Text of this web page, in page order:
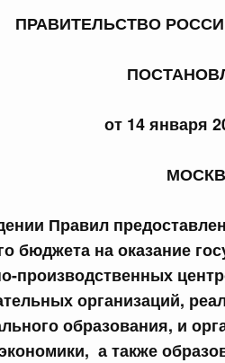
ПРАВИТЕЛЬСТВО
от 14 января
Правил
бюджета на оказание
производственных
организаций,
образования, и
а также
Федерации от
процентной ставки размещения
Российской Федерации по
июля, четверг